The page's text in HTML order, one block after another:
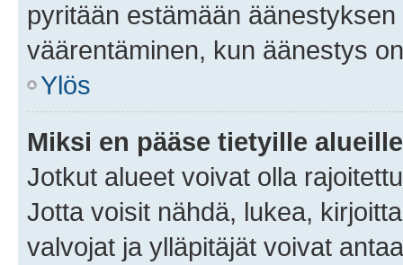
pyritään estämään
väärentäminen, kun äänestys
Ylös
Miksi en pääse tietyille
Jotkut alueet voivat olla
Jotta voisit nähdä, lukea,
valvojat ja ylläpitäjät voivat